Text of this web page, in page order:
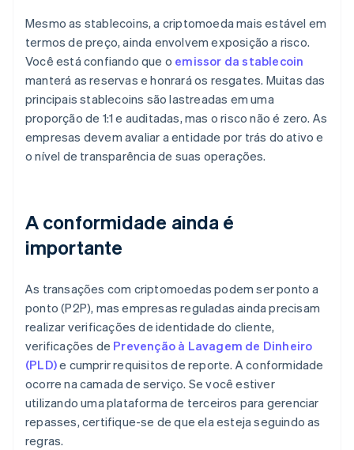
Mesmo as stablecoins, a criptomoeda mais estável em
termos de preço, ainda envolvem exposição a risco.
Você está confiando que o emissor da stablecoin
manterá as reservas e honrará os resgates. Muitas das
principais stablecoins são lastreadas em uma
proporção de 1:1 e auditadas, mas o risco não é zero. As
empresas devem avaliar a entidade por trás do ativo e
o nível de transparência de suas operações.
A conformidade ainda é
importante
As transações com criptomoedas podem ser ponto a
ponto (P2P), mas empresas reguladas ainda precisam
realizar verificações de identidade do cliente,
verificações de Prevenção à Lavagem de Dinheiro
(PLD)e cumprir requisitos de reporte. A conformidade
ocorre na camada de serviço. Se você estiver
utilizando uma plataforma de terceiros para gerenciar
repasses, certifique-se de que ela esteja seguindo as
regras.